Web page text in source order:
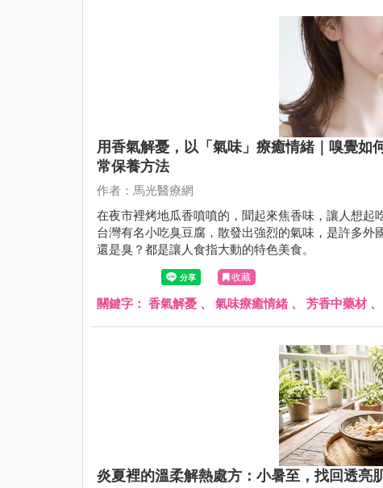
用香氣解憂，以「氣味」療癒情緒｜嗅覺如
常保養方法
作者：馬光醫療網
在夜市裡烤地瓜香噴噴的，聞起來焦香味，讓人想起
台灣有名小吃臭豆腐，散發出強烈的氣味，是許多外
還是臭？都是讓人食指大動的特色美食。
收藏
關鍵字： 香氣解憂 、 氣味療癒情緒 、 芳香中藥材 、
炎夏裡的溫柔解熱處方：小暑至，找回透亮